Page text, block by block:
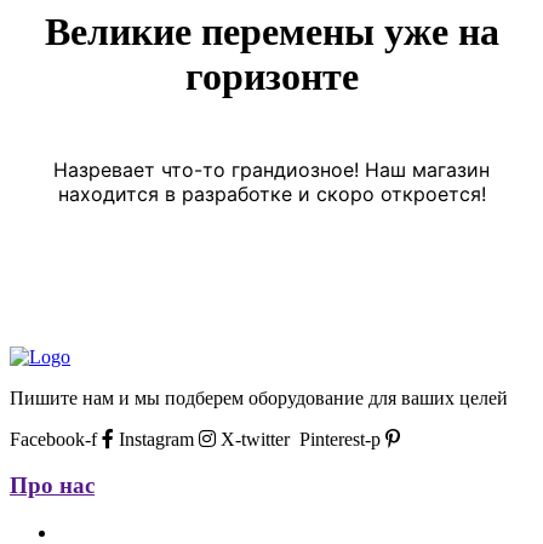
Великие перемены уже на
горизонте
Назревает что-то грандиозное! Наш магазин
находится в разработке и скоро откроется!
Пишите нам и мы подберем оборудование для ваших целей
Facebook-f
Instagram X-twitter Pinterest-p
Про нас